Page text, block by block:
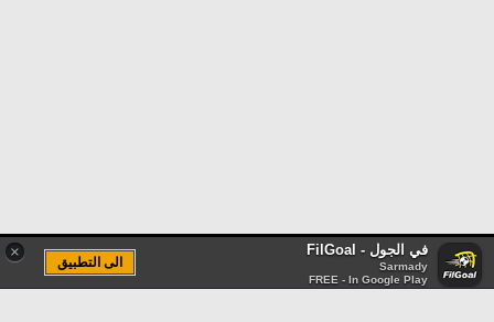
× في الجول - FilGoal
Sarmady
FREE - In Google Play
الى التطبيق